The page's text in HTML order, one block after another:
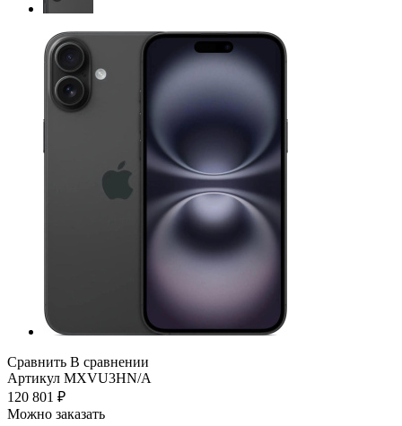
Сравнить В сравнении
Артикул MXVU3HN/A
120 801 ₽
Можно заказать